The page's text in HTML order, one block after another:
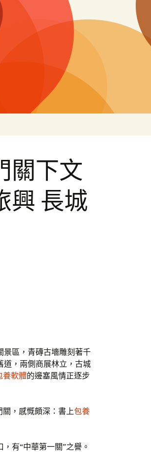
關下文
興 長城
景區，青磚古墻雕刻著千
道，兩側商展林立，古城
養軟體的邊塞風情正逐步
，感慨頗深：書上包養
有“中華第一關”之譽。